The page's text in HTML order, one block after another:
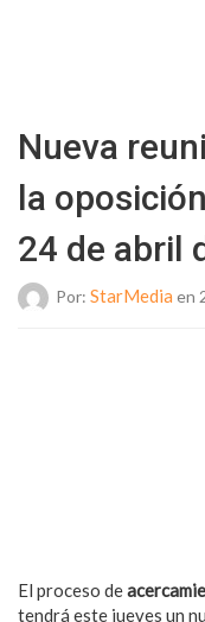
Nueva
la
24 de abril
Por: StarMedia en
El proceso de
tendrá este jueves un